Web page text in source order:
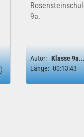
9a.
Autor: Klasse 9a...
Länge: 00:13:43